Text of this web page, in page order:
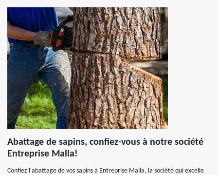
Abattage de sapins, confiez-vous à notre société
Entreprise Malla!
Confiez l'abattage de vos sapins à Entreprise Malla, la société qui excelle